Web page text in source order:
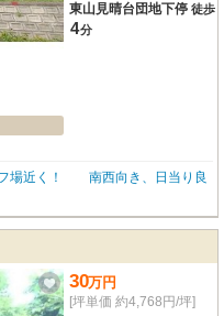
東山見晴台団地下停 徒歩
4分
場近く！ 南西向き、日当り良
30万円
[坪単価 約4,768円/坪]